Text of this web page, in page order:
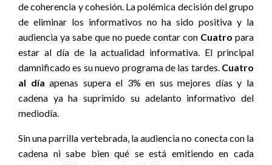
de coherencia y cohesión. La polémica decisión del grupo
de eliminar los informativos no ha sido positiva y la
audiencia ya sabe que no puede contar con Cuatro para
estar al día de la actualidad informativa. El principal
damnificado es su nuevo programa de las tardes. Cuatro
al día apenas supera el 3% en sus mejores días y la
cadena ya ha suprimido su adelanto informativo del
mediodía.
Sin una parrilla vertebrada, la audiencia no conecta con la
cadena ni sabe bien qué se está emitiendo en cada